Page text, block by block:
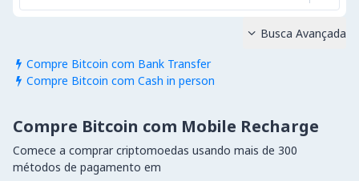
 Compre Bitcoin com Bank Transfer
 Compre Bitcoin com Cash in person
 Busca Avançada
Compre Bitcoin com Mobile Recharge
Comece a comprar criptomoedas usando mais de 300
métodos de pagamento em